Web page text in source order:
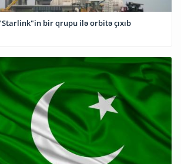
bir qrupu ilə orbitə çıxıb